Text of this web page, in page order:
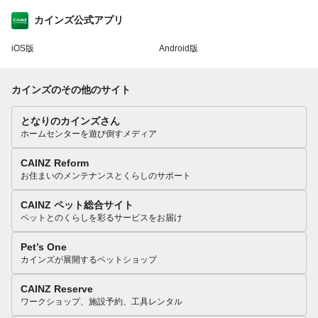
カインズ公式アプリ
iOS版 Android版
カインズのその他のサイト
となりのカインズさん
ホームセンターを遊び倒すメディア
CAINZ Reform
お住まいのメンテナンスとくらしのサポート
CAINZ ペット総合サイト
ペットとのくらしを彩るサービスをお届け
Pet’s One
カインズが展開するペットショップ
CAINZ Reserve
ワークショップ、施設予約、工具レンタル